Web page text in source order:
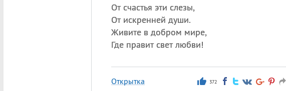
От счастья эти слезы,
От искренней души.
Живите в добром мире,
Где правит свет любви!
Открытка 372